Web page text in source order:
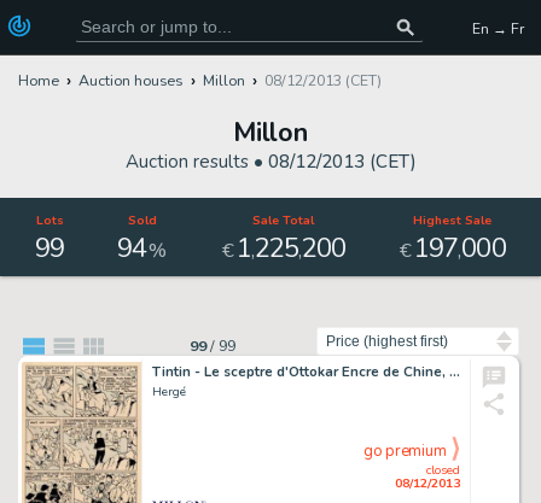
En → Fr
Home Auction houses Millon 08/12/2013 (CET)
Millon
Auction results • 08/12/2013 (CET)
Lots
99
Sold
94%
Sale Total
€1,225,200
Highest Sale
€197,000
99/ 99
Tintin - Le sceptre d'Ottokar Encre de Chine, gouache blanche et
Hergé
closed
08/12/2013
go premium